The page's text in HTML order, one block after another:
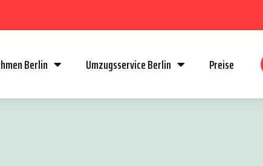
Berlin Umzugsservice Berlin Preise